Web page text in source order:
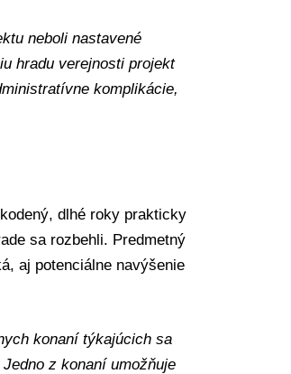
neboli nastavené
hradu verejnosti projekt
komplikácie,
dlhé roky prakticky
sa rozbehli. Predmetný
aj potenciálne navýšenie
konaní týkajúcich sa
z konaní umožňuje